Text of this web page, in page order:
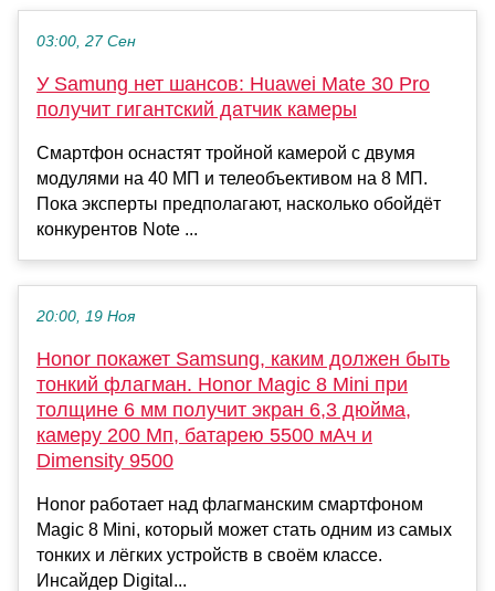
03:00, 27 Сен
У Samung нет шансов: Huawei Mate 30 Pro
получит гигантский датчик камеры
Смартфон оснастят тройной камерой с двумя
модулями на 40 МП и телеобъективом на 8 МП.
Пока эксперты предполагают, насколько обойдёт
конкурентов Note ...
20:00, 19 Ноя
Honor покажет Samsung, каким должен быть
тонкий флагман. Honor Magic 8 Mini при
толщине 6 мм получит экран 6,3 дюйма,
камеру 200 Мп, батарею 5500 мАч и
Dimensity 9500
Honor работает над флагманским смартфоном
Magic 8 Mini, который может стать одним из самых
тонких и лёгких устройств в своём классе.
Инсайдер Digital...